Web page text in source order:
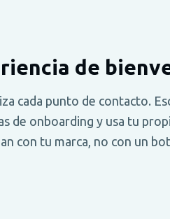
de
cada punto de contacto.
de onboarding y usa tu
con tu marca, no con un